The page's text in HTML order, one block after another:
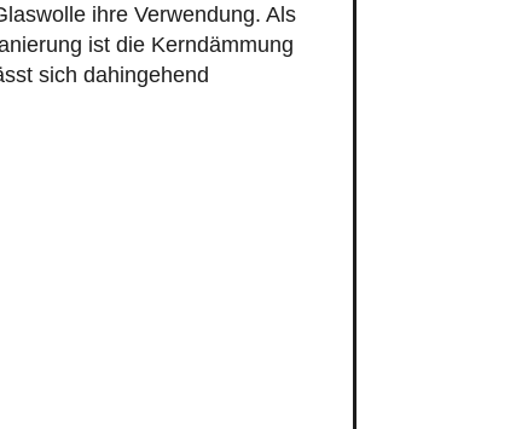
ihre Verwendung. Als
ist die Kerndämmung
sich dahingehend